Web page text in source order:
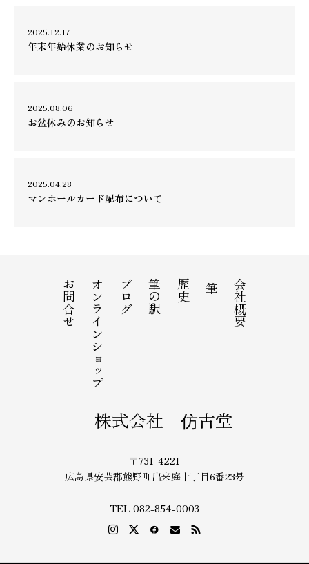
2025.12.17
年末年始休業のお知らせ
2025.08.06
お盆休みのお知らせ
2025.04.28
マンホールカード配布について
会社概要
筆
歴史
筆の駅
ブログ
オンラインショップ
お問合せ
株式会社 仿古堂
〒731-4221
広島県安芸郡熊野町出来庭十丁目6番23号
TEL 082-854-0003